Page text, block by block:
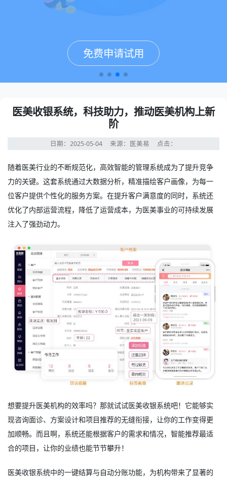
免费申请试用
免费申请试用
免费申请试用
免费申请试用
医美收银系统，科技助力，推动医美机构上新
阶
日期：2025-05-04 来源：医美易 点击：
随着医美行业的不断规范化，高效智能的管理系统成为了提升竞争
力的关键。这套系统通过大数据分析，精准描绘客户画像，为每一
位客户提供个性化的服务方案。在提升客户满意度的同时，系统还
优化了内部运营流程，降低了运营成本，为医美事业的可持续发展
注入了强劲动力。
想要提升医美机构的效率吗？那就试试医美收银系统吧！它能够实
现咨询面诊、方案设计和项目推荐的无缝衔接，让你的工作变得更
加顺畅。而且啊，系统还能根据客户的需求和情况，智能推荐最适
合的项目，让你的业绩也能节节攀升！
医美收银系统中的一键结算与自动分账功能，为机构带来了显著的